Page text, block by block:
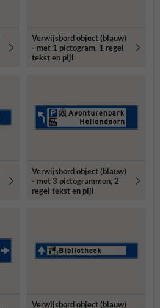
Verwijsbord object (blauw)
- met 1 pictogram, 1 regel
tekst en pijl
Verwijsbord object (blauw)
- met 3 pictogrammen, 2
regel tekst en pijl
Verwijsbord object (blauw)